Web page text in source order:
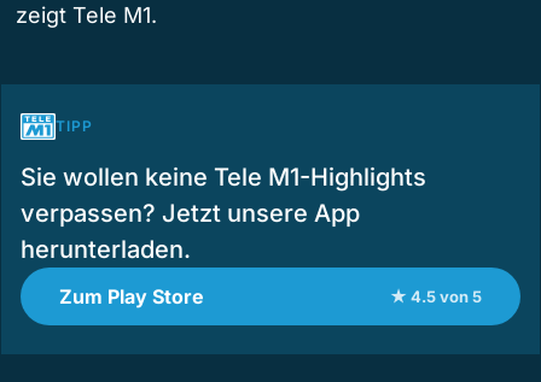
zeigt Tele M1.
TIPP
Sie wollen keine Tele M1-Highlights
verpassen? Jetzt unsere App
herunterladen.
Zum Play Store ★ 4.5 von 5